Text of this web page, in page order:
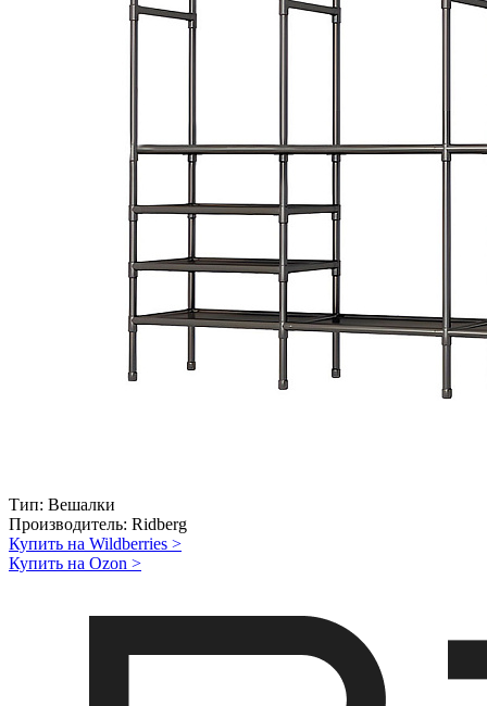
Тип: Вешалки
Производитель: Ridberg
Купить на Wildberries >
Купить на Ozon >